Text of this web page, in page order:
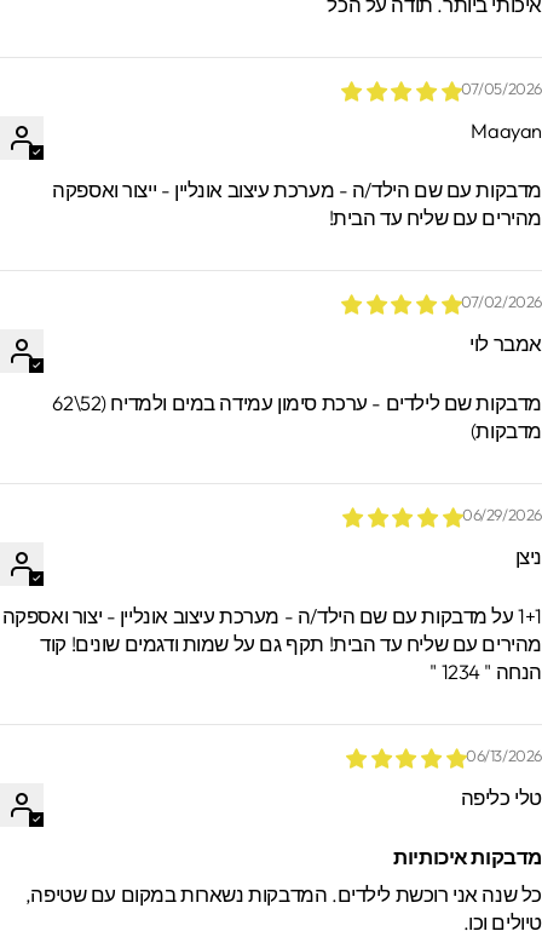
הזמנות.
07/05/
עם שם הילד/ה - מערכת עיצוב אונליין - ייצור ואספקה
עם שליח עד הבית!
07/02/
לוי
מדבקות שם לילדים - ערכת סימון עמידה במים ולמדיח (52\62
06/29/
1+1 על מדבקות עם שם הילד/ה - מערכת עיצוב אונליין - יצור ואספקה
עם שליח עד הבית! תקף גם על שמות ודגמים שונים! קוד
" 1234 "
06/13/
כליפה
איכותיות
שנה אני רוכשת לילדים. המדבקות נשארות במקום עם שטיפה,
וכו.